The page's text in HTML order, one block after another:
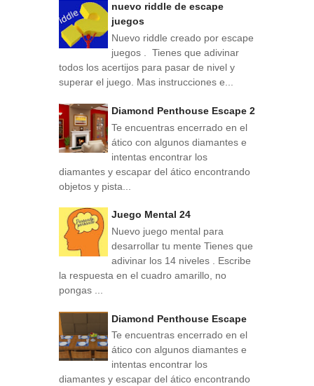
nuevo riddle de escape
juegos
Nuevo riddle creado por escape
juegos . Tienes que adivinar
todos los acertijos para pasar de nivel y
superar el juego. Mas instrucciones e...
Diamond Penthouse Escape 2
Te encuentras encerrado en el
ático con algunos diamantes e
intentas encontrar los
diamantes y escapar del ático encontrando
objetos y pista...
Juego Mental 24
Nuevo juego mental para
desarrollar tu mente Tienes que
adivinar los 14 niveles . Escribe
la respuesta en el cuadro amarillo, no
pongas ...
Diamond Penthouse Escape
Te encuentras encerrado en el
ático con algunos diamantes e
intentas encontrar los
diamantes y escapar del ático encontrando